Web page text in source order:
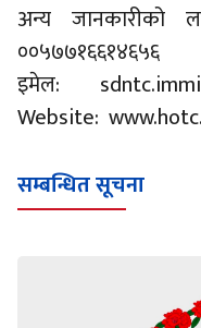
अन्य जानकारीको
००५७७१६६१४६५६
इमेल:
Website:
सम्बन्धित सूचना